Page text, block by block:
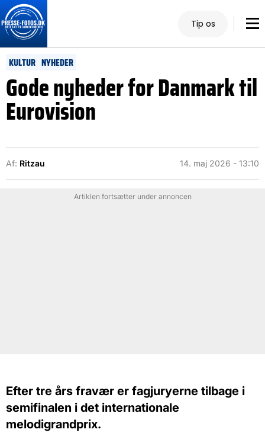
Tip os
KULTUR NYHEDER
Gode nyheder for Danmark til
Eurovision
Af: Ritzau 14. maj 2026 - 13:10
Artiklen fortsætter under annoncen
Efter tre års fravær er fagjuryerne tilbage i
semifinalen i det internationale
melodigrandprix.